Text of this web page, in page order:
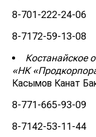
8-701-222-24-06
8-7172-59-13-08
Костанайское
«НК
Касымов Канат
8-771-665-93-09
8-7142-53-11-44